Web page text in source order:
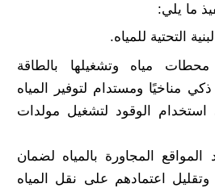
ما يلي:
التحتية للمياه.
محطات مياه وتشغيلها بالطاقة
مناخيًا ومستدام لتوفير المياه
استخدام الوقود لتشغيل مولدات
المجاورة بالمياه لضمان
اعتمادهم على نقل المياه